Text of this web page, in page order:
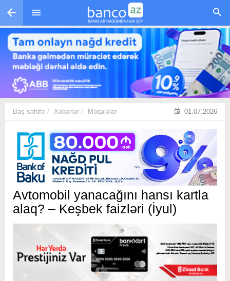
Skip to main content
Baş səhifə Xəbərlər Məqalələr 01.07.2026
Avtomobil yanacağını hansı kartla
alaq? – Keşbek faizləri (İyul)